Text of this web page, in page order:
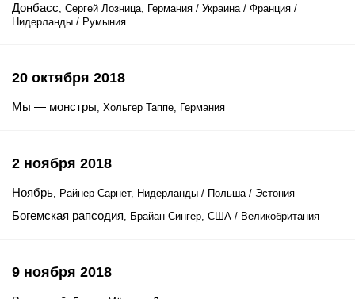
Донбасс, Сергей Лозница, Германия / Украина / Франция /
Нидерланды / Румыния
20 октября 2018
Мы — монстры, Хольгер Таппе, Германия
2 ноября 2018
Ноябрь, Райнер Сарнет, Нидерланды / Польша / Эстония
Богемская рапсодия, Брайан Сингер, США / Великобритания
9 ноября 2018